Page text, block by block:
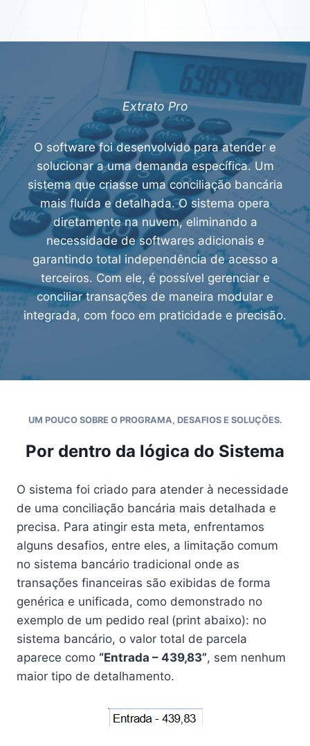
Extrato Pro
O software foi desenvolvido para atender e
solucionar a uma demanda específica. Um
sistema que criasse uma conciliação bancária
mais fluída e detalhada. O sistema opera
diretamente na nuvem, eliminando a
necessidade de softwares adicionais e
garantindo total independência de acesso a
terceiros. Com ele, é possível gerenciar e
conciliar transações de maneira modular e
integrada, com foco em praticidade e precisão.
UM POUCO SOBRE O PROGRAMA, DESAFIOS E SOLUÇÕES.
Por dentro da lógica do Sistema
O sistema foi criado para atender à necessidade
de uma conciliação bancária mais detalhada e
precisa. Para atingir esta meta, enfrentamos
alguns desafios, entre eles, a limitação comum
no sistema bancário tradicional onde as
transações financeiras são exibidas de forma
genérica e unificada, como demonstrado no
exemplo de um pedido real (print abaixo): no
sistema bancário, o valor total de parcela
aparece como “Entrada – 439,83”, sem nenhum
maior tipo de detalhamento.